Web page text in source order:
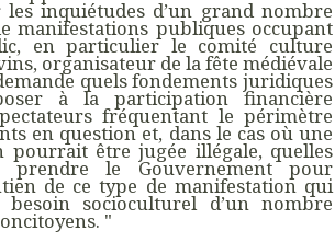
inquiétudes d’un grand nombre
manifestations publiques occupant
en particulier le comité culture
organisateur de la fête médiévale
quels fondements juridiques
à la participation financière
fréquentant le périmètre
en question et, dans le cas où une
pourrait être jugée illégale, quelles
prendre le Gouvernement pour
de ce type de manifestation qui
socioculturel d’un nombre
"